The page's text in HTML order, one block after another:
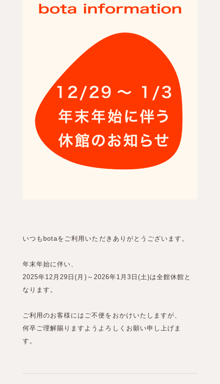
いつもbotaをご利用いただきありがとうございます。
年末年始に伴い、
2025年12月29日(月)～2026年1月3日(土)は全館休館と
なります。
ご利用のお客様にはご不便をおかけいたしますが、
何卒ご理解賜りますようよろしくお願い申し上げま
す。